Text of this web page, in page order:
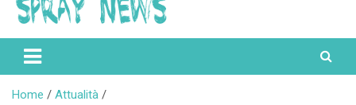
Spraynews.it
Home
Attualità